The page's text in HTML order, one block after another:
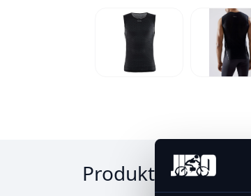
Produktinformation